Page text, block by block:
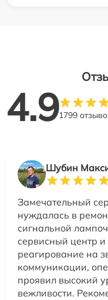
4.91799
Шубин
Замечательный
нуждалась в
сигнальной
сервисный центр и
реагирование на
коммуникации,
проявил высокий
вежливости.